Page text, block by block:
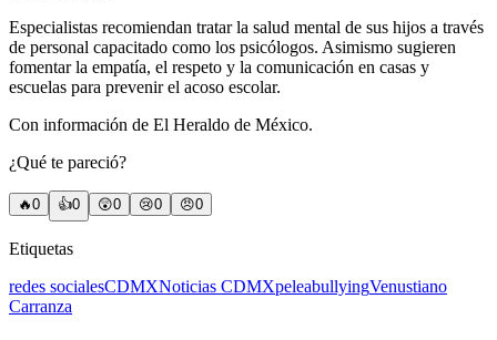
Especialistas recomiendan tratar la salud mental de sus hijos a través
de personal capacitado como los psicólogos. Asimismo sugieren
fomentar la empatía, el respeto y la comunicación en casas y
escuelas para prevenir el acoso escolar.
Con información de El Heraldo de México.
¿Qué te pareció?
🔥0 👍0 😲0 😢0 😠0
Etiquetas
redes socialesCDMXNoticias CDMXpeleabullyingVenustiano
Carranza